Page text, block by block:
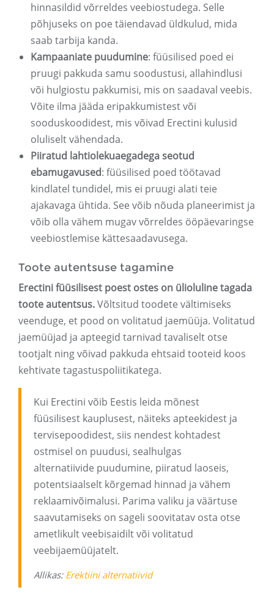
hinnasildid võrreldes veebiostudega. Selle
põhjuseks on poe täiendavad üldkulud, mida
saab tarbija kanda.
Kampaaniate puudumine: füüsilised poed ei
pruugi pakkuda samu soodustusi, allahindlusi
või hulgiostu pakkumisi, mis on saadaval veebis.
Võite ilma jääda eripakkumistest või
sooduskoodidest, mis võivad Erectini kulusid
oluliselt vähendada.
Piiratud lahtiolekuaegadega seotud
ebamugavused: füüsilised poed töötavad
kindlatel tundidel, mis ei pruugi alati teie
ajakavaga ühtida. See võib nõuda planeerimist ja
võib olla vähem mugav võrreldes ööpäevaringse
veebiostlemise kättesaadavusega.
Toote autentsuse tagamine
Erectini füüsilisest poest ostes on ülioluline tagada
toote autentsus.Võltsitud toodete vältimiseks
veenduge, et pood on volitatud jaemüüja. Volitatud
jaemüüjad ja apteegid tarnivad tavaliselt otse
tootjalt ning võivad pakkuda ehtsaid tooteid koos
kehtivate tagastuspoliitikatega.
Kui Erectini võib Eestis leida mõnest
füüsilisest kauplusest, näiteks apteekidest ja
tervisepoodidest, siis nendest kohtadest
ostmisel on puudusi, sealhulgas
alternatiivide puudumine, piiratud laoseis,
potentsiaalselt kõrgemad hinnad ja vähem
reklaamivõimalusi. Parima valiku ja väärtuse
saavutamiseks on sageli soovitatav osta otse
ametlikult veebisaidilt või volitatud
veebijaemüüjatelt.
Allikas: Erektiini alternatiivid